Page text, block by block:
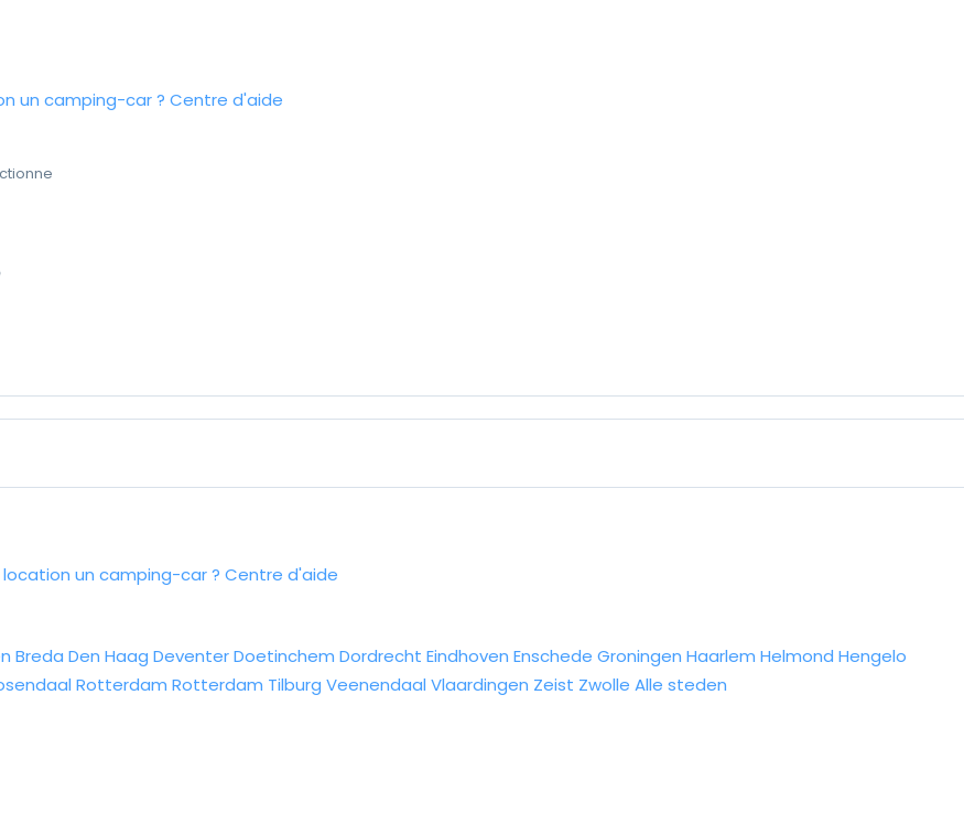
un camping-car ? Centre d'aide
un camping-car ? Centre d'aide
Breda Den Haag DeventerDoetinchem Dordrecht Eindhoven Enschede Groningen Haarlem Helmond Hengelo
Rotterdam Rotterdam Tilburg Veenendaal Vlaardingen Zeist Zwolle Alle steden